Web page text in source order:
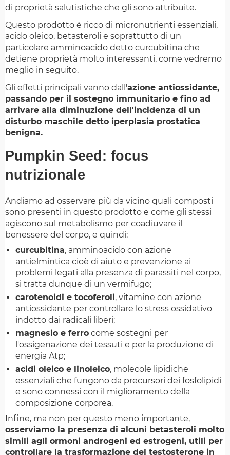
di proprietà salutistiche che gli sono attribuite.
Questo prodotto è ricco di micronutrienti essenziali,
acido oleico, betasteroli e soprattutto di un
particolare amminoacido detto curcubitina che
detiene proprietà molto interessanti, come vedremo
meglio in seguito.
Gli effetti principali vanno dall'azione antiossidante,
passando per il sostegno immunitario e fino ad
arrivare alla diminuzione dell'incidenza di un
disturbo maschile detto iperplasia prostatica
benigna.
Pumpkin Seed: focus
nutrizionale
Andiamo ad osservare più da vicino quali composti
sono presenti in questo prodotto e come gli stessi
agiscono sul metabolismo per coadiuvare il
benessere del corpo, e quindi:
curcubitina, amminoacido con azione
antielmintica cioè di aiuto e prevenzione ai
problemi legati alla presenza di parassiti nel corpo,
si tratta dunque di un vermifugo;
carotenoidi e tocoferoli, vitamine con azione
antiossidante per controllare lo stress ossidativo
indotto dai radicali liberi;
magnesio e ferro come sostegni per
l'ossigenazione dei tessuti e per la produzione di
energia Atp;
acidi oleico e linoleico, molecole lipidiche
essenziali che fungono da precursori dei fosfolipidi
e sono connessi con il miglioramento della
composizione corporea.
Infine, ma non per questo meno importante,
osserviamo la presenza di alcuni betasteroli molto
simili agli ormoni androgeni ed estrogeni, utili per
controllare la trasformazione del testosterone in